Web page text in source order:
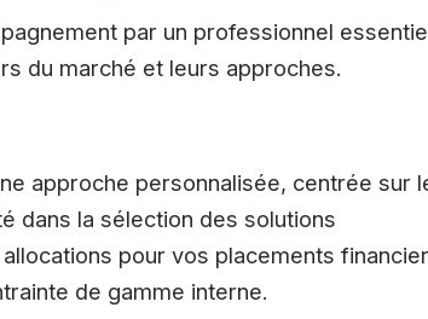
par un professionnel
du marché et leurs approches.
approche personnalisée, centrée sur
dans la sélection des solutions
pour vos placements
de gamme interne.